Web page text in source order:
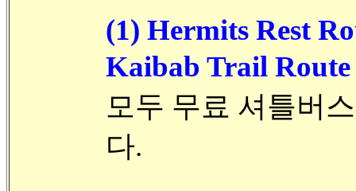
(1) Hermits Rest
Kaibab Trail Route
모두 무료 셔틀버
다.